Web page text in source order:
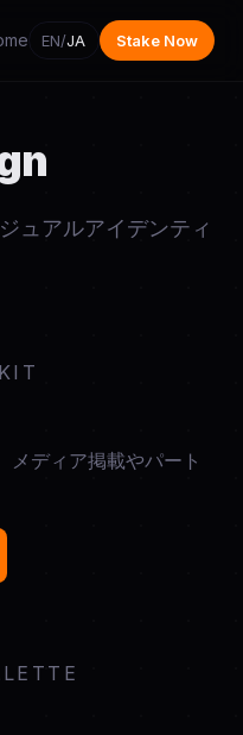
EN/JA Stake Now
ュアルアイデンティ
ディア掲載やパート